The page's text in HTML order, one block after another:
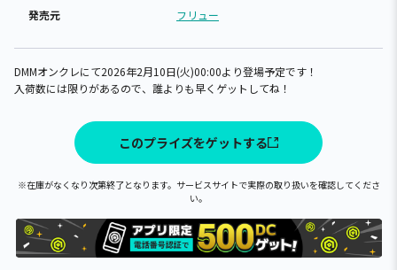
発売元 フリュー
DMMオンクレにて2026年2月10日(火)00:00より登場予定です！
入荷数には限りがあるので、誰よりも早くゲットしてね！
このプライズをゲットする
※在庫がなくなり次第終了となります。サービスサイトで実際の取り扱いを確認してくださ
い。